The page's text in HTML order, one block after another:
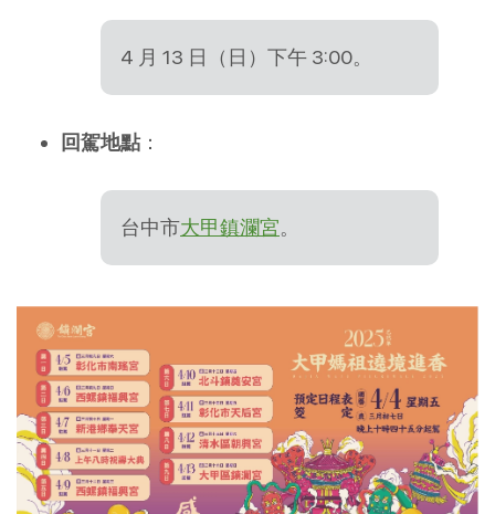
4 月 13 日（日）下午 3:00。
回駕地點 ：
台中市大甲鎮瀾宮。